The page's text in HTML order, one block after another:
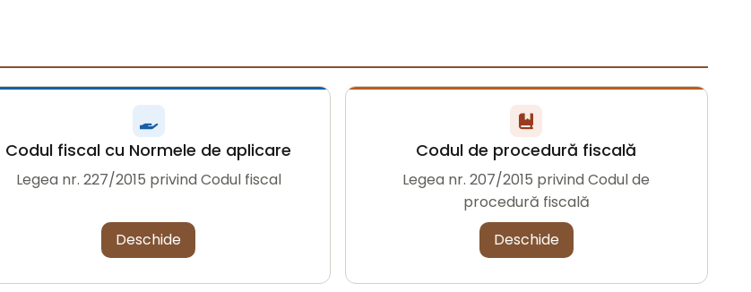
Codul fiscal cu Normele de aplicare
Legea nr. 227/2015 privind Codul fiscal
Deschide
Codul de procedură fiscală
Legea nr. 207/2015 privind Codul de
procedură fiscală
Deschide